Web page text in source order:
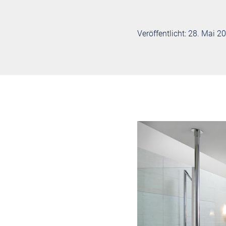
Veröffentlicht: 28. Mai